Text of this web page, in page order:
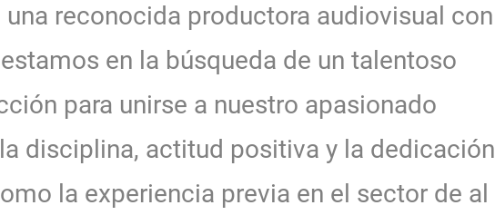
una reconocida productora audiovisual con
en la búsqueda de un talentoso
para unirse a nuestro apasionado
disciplina, actitud positiva y la dedicación
la experiencia previa en el sector de al